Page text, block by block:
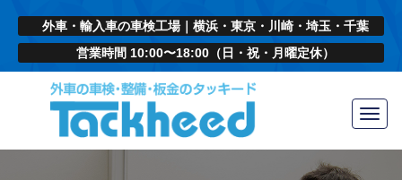
外車・輸入車の車検工場｜横浜・東京・川崎・埼玉・千葉
営業時間 10:00〜18:00（日・祝・月曜定休）